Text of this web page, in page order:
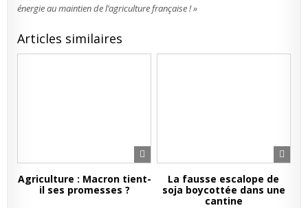
énergie au maintien de l’agriculture française ! »
Articles similaires
Agriculture : Macron tient-
il ses promesses ?
La fausse escalope de
soja boycottée dans une
cantine